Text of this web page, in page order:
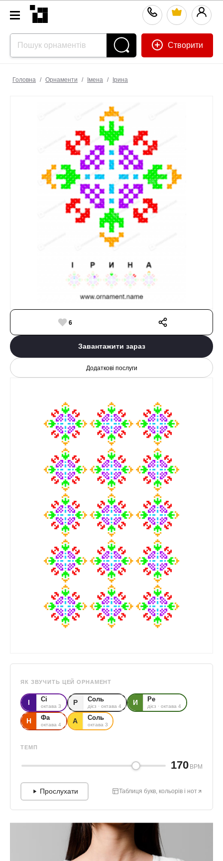
Створити
Головна / Орнаменти / Імена / Ірина
6
Завантажити зараз
Додаткові послуги
ЯК ЗВУЧИТЬ ЦЕЙ ОРНАМЕНТ
І Сі
октава 3 Р Соль
дієз · октава 4 И Ре
дієз · октава 4
Н Фа
октава 4 А Соль
октава 3
ТЕМП
170 BPM
Прослухати Таблиця букв, кольорів і нот